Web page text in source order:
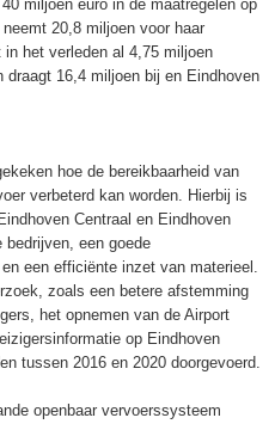
miljoen euro in de maatregelen op
20,8 miljoen voor haar
het verleden al 4,75 miljoen
draagt 16,4 miljoen bij en Eindhoven
hoe de bereikbaarheid van
verbeterd kan worden. Hierbij is
Centraal en Eindhoven
een goede
een efficiënte inzet van materieel.
zoals een betere afstemming
het opnemen van de Airport
op Eindhoven
tussen 2016 en 2020 doorgevoerd.
openbaar vervoerssysteem